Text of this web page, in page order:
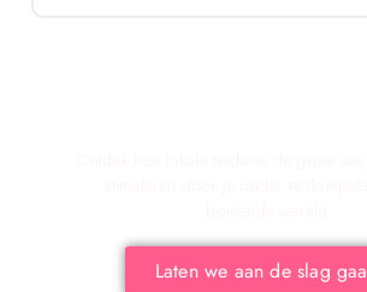
Laten we aan de slag